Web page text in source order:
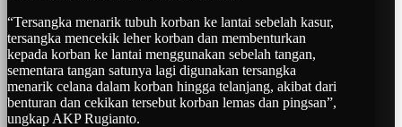
“Tersangka menarik tubuh korban ke lantai sebelah kasur,
tersangka mencekik leher korban dan membenturkan
kepada korban ke lantai menggunakan sebelah tangan,
sementara tangan satunya lagi digunakan tersangka
menarik celana dalam korban hingga telanjang, akibat dari
benturan dan cekikan tersebut korban lemas dan pingsan”,
ungkap AKP Rugianto.